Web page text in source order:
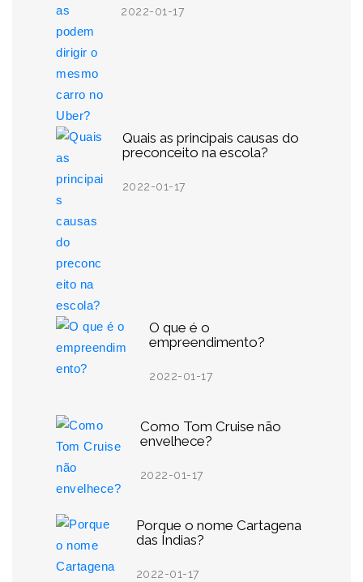
2022-01-17
Quais as principais causas do
preconceito na escola?
2022-01-17
O que é o
empreendimento?
2022-01-17
Como Tom Cruise não
envelhece?
2022-01-17
Porque o nome Cartagena
das Índias?
2022-01-17